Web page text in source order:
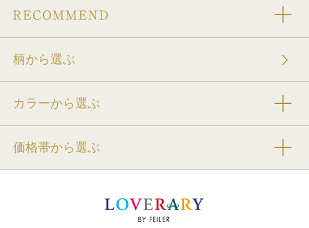
柄から選ぶ
カラーから選ぶ
価格帯から選ぶ